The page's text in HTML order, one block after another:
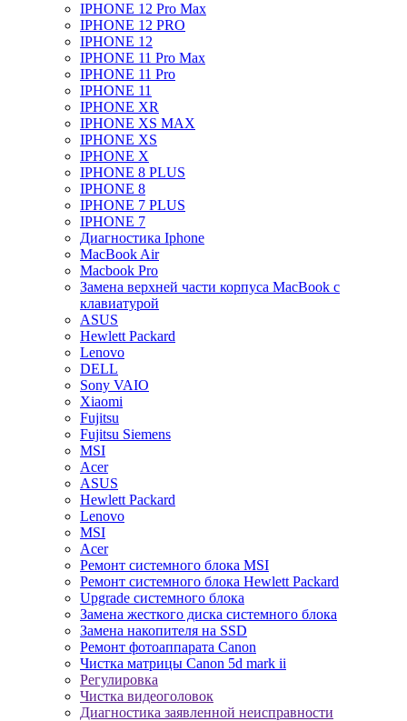
IPHONE 12 Pro Max
IPHONE 12 PRO
IPHONE 12
IPHONE 11 Pro Max
IPHONE 11 Pro
IPHONE 11
IPHONE XR
IPHONE XS MAX
IPHONE XS
IPHONE X
IPHONE 8 PLUS
IPHONE 8
IPHONE 7 PLUS
IPHONE 7
Диагностика Iphone
MacBook Air
Macbook Pro
Замена верхней части корпуса MacBook с
клавиатурой
ASUS
Hewlett Packard
Lenovo
DELL
Sony VAIO
Xiaomi
Fujitsu
Fujitsu Siemens
MSI
Acer
ASUS
Hewlett Packard
Lenovo
MSI
Acer
Ремонт системного блока MSI
Ремонт системного блока Hewlett Packard
Upgrade системного блока
Замена жесткого диска системного блока
Замена накопителя на SSD
Ремонт фотоаппарата Canon
Чистка матрицы Canon 5d mark ii
Регулировка
Чистка видеоголовок
Диагностика заявленной неисправности